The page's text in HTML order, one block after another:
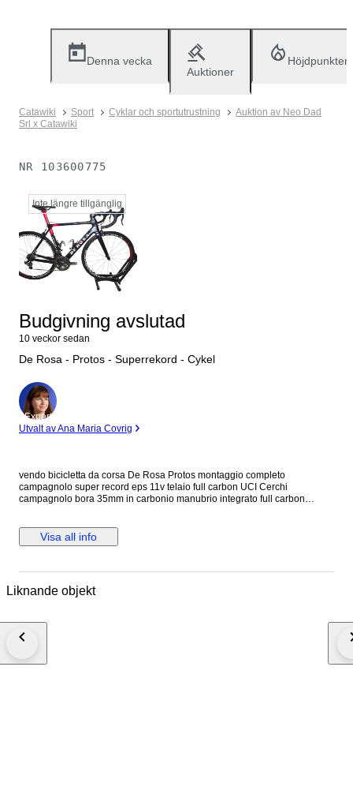
Denna vecka
Auktioner
Höjdpunkter
Catawiki Sport Cyklar och sportutrustning
Auktion av Neo Dad
Srl x Catawiki
NR 103600775
Inte längre tillgänglig
Budgivning avslutad
10 veckor sedan
De Rosa - Protos - Superrekord - Cykel
Expert
Utvalt av Ana Maria Covrig
vendo bicicletta da corsa De Rosa Protos montaggio completo
campagnolo super record eps 11v telaio full carbon UCI Cerchi
campagnolo bora 35mm in carbonio manubrio integrato full carbon
Visa all info
Liknande objekt